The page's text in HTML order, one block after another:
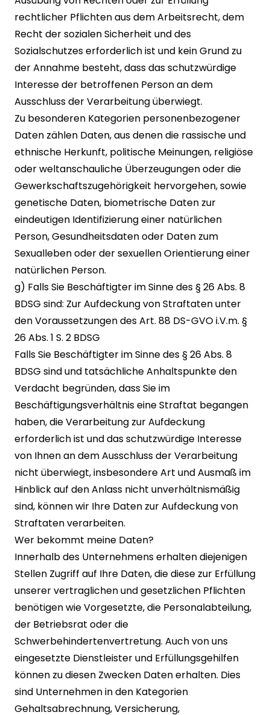
rechtlicher Pflichten aus dem Arbeitsrecht, dem
Recht der sozialen Sicherheit und des
Sozialschutzes erforderlich ist und kein Grund zu
der Annahme besteht, dass das schutzwürdige
Interesse der betroffenen Person an dem
Ausschluss der Verarbeitung überwiegt.
Zu besonderen Kategorien personenbezogener
Daten zählen Daten, aus denen die rassische und
ethnische Herkunft, politische Meinungen, religiöse
oder weltanschauliche Überzeugungen oder die
Gewerkschaftszugehörigkeit hervorgehen, sowie
genetische Daten, biometrische Daten zur
eindeutigen Identifizierung einer natürlichen
Person, Gesundheitsdaten oder Daten zum
Sexualleben oder der sexuellen Orientierung einer
natürlichen Person.
g) Falls Sie Beschäftigter im Sinne des § 26 Abs. 8
BDSG sind: Zur Aufdeckung von Straftaten unter
den Voraussetzungen des Art. 88 DS-GVO i.V.m. §
26 Abs. 1 S. 2 BDSG
Falls Sie Beschäftigter im Sinne des § 26 Abs. 8
BDSG sind und tatsächliche Anhaltspunkte den
Verdacht begründen, dass Sie im
Beschäftigungsverhältnis eine Straftat begangen
haben, die Verarbeitung zur Aufdeckung
erforderlich ist und das schutzwürdige Interesse
von Ihnen an dem Ausschluss der Verarbeitung
nicht überwiegt, insbesondere Art und Ausmaß im
Hinblick auf den Anlass nicht unverhältnismäßig
sind, können wir Ihre Daten zur Aufdeckung von
Straftaten verarbeiten.
Wer bekommt meine Daten?
Innerhalb des Unternehmens erhalten diejenigen
Stellen Zugriff auf Ihre Daten, die diese zur Erfüllung
unserer vertraglichen und gesetzlichen Pflichten
benötigen wie Vorgesetzte, die Personalabteilung,
der Betriebsrat oder die
Schwerbehindertenvertretung. Auch von uns
eingesetzte Dienstleister und Erfüllungsgehilfen
können zu diesen Zwecken Daten erhalten. Dies
sind Unternehmen in den Kategorien
Gehaltsabrechnung, Versicherung,